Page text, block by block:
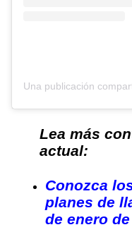
Lea más
actual:
Conozca
planes de
de enero